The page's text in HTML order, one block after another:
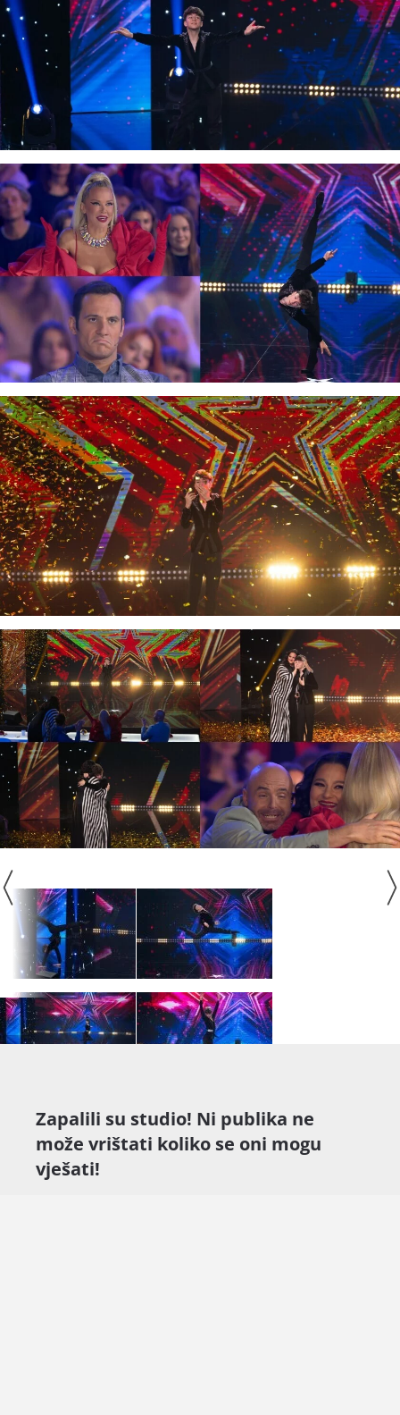
Zapalili su studio! Ni publika ne
može vrištati koliko se oni mogu
vješati!